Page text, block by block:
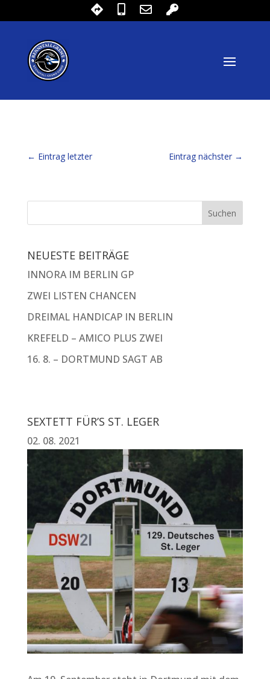
← Eintrag letzter Eintrag nächster →
NEUESTE BEITRÄGE
INNORA IM BERLIN GP
ZWEI LISTEN CHANCEN
DREIMAL HANDICAP IN BERLIN
KREFELD – AMICO PLUS ZWEI
16. 8. – DORTMUND SAGT AB
SEXTETT FÜR’S ST. LEGER
02. 08. 2021